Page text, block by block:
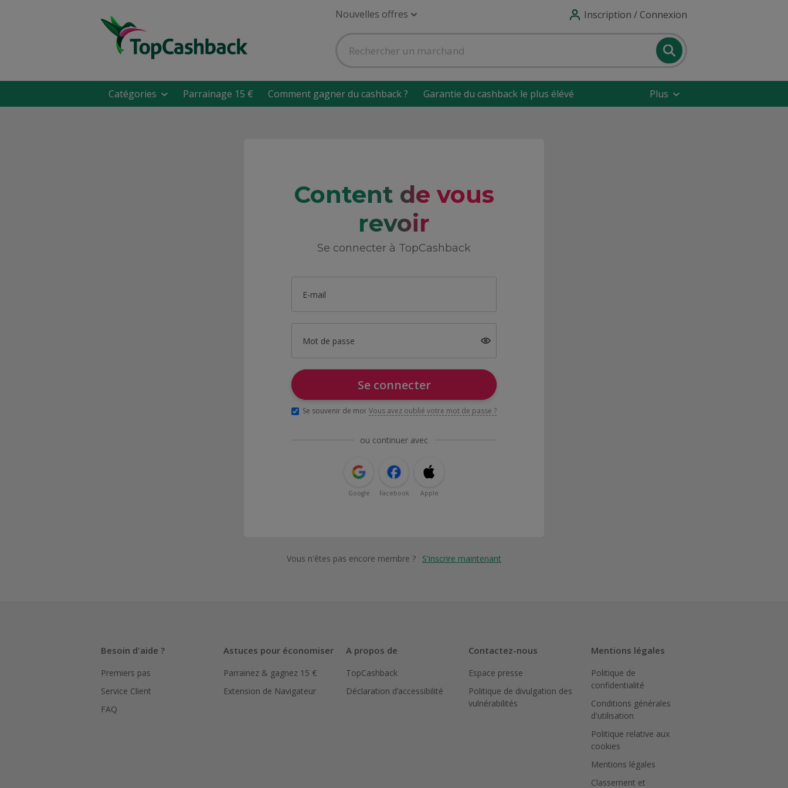
Nouvelles offres Inscription / Connexion
Catégories Parrainage 15 € Comment gagner du cashback ? Garantie du cashback le plus élévé Plus
Content de vous
revoir
Se connecter à TopCashback
E-mail
Mot de passe
Se connecter
Se souvenir de moi Vous avez oublié votre mot de passe ?
ou continuer avec
Google Facebook Apple
Vous n'êtes pas encore membre ? S'inscrire maintenant
Besoin d'aide ?
Premiers pas
Service Client
FAQ
Astuces pour économiser
Parrainez & gagnez 15 €
Extension de Navigateur
A propos de
TopCashback
Déclaration d’accessibilité
Contactez-nous
Espace presse
Politique de divulgation des
vulnérabilités
Mentions légales
Politique de
confidentialité
Conditions générales
d'utilisation
Politique relative aux
cookies
Mentions légales
Classement et